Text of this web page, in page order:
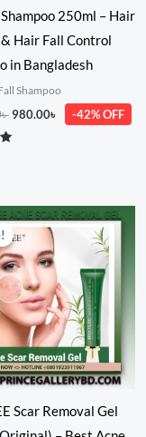
250ml – Hair
Hair Fall Control
in Bangladesh
Shampoo
৳ 980.00৳ -42% OFF
Scar Removal Gel
Original
price
was:
550.00৳ .
Current
price
is:
480.00৳ .